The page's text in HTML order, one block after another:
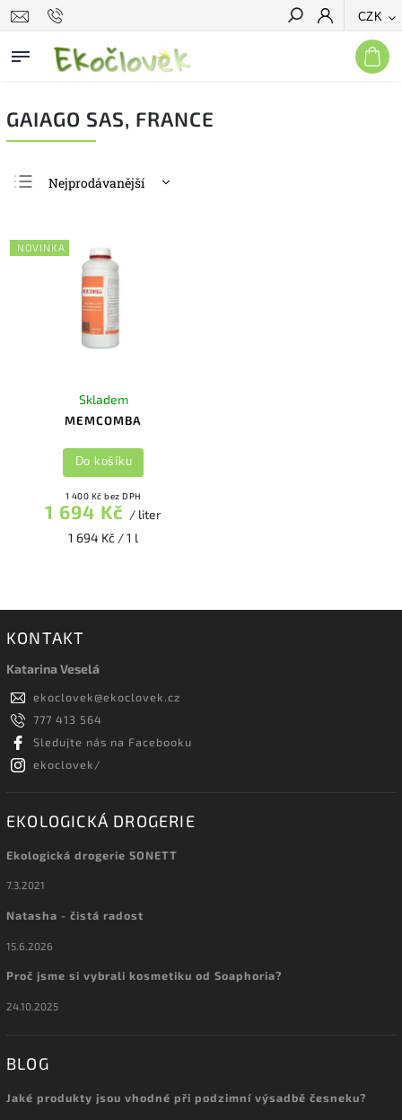
CZK
Hledat
GAIAGO SAS, FRANCE
Nejprodávanější
Nejdražší
Abecedně
NOVINKA
MEMCOMBA
Skladem
1 400 Kč bez DPH
1 694 Kč / liter
1 694 Kč / 1 l
Do košíku
KONTAKT
Katarina Veselá
ekoclovek@ekoclovek.cz
777 413 564
Sledujte nás na Facebooku
ekoclovek/
EKOLOGICKÁ DROGERIE
Ekologická drogerie SONETT
7.3.2021
Natasha - čistá radost
15.6.2026
Proč jsme si vybrali kosmetiku od Soaphoria?
24.10.2025
BLOG
Jaké produkty jsou vhodné při podzimní výsadbě česneku?